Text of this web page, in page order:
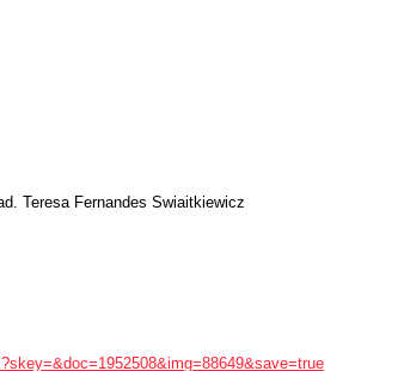
Teresa Fernandes Swiaitkiewicz